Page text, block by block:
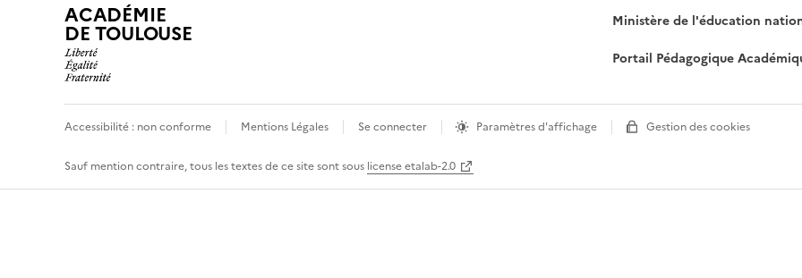
ACADÉMIE
DE TOULOUSE Ministère de l'éducation
Portail Pédagogique
Accessibilité : non conforme Mentions Légales Se connecter Paramètres d'affichage Gestion des cookies
Sauf mention contraire, tous les textes de ce site sont sous license etalab-2.0